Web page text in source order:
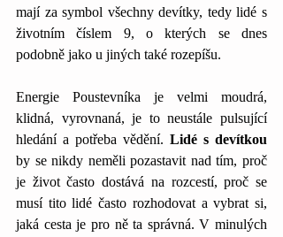
mají za symbol všechny devítky, tedy lidé s
životním číslem 9, o kterých se dnes
podobně jako u jiných také rozepíšu.
Energie Poustevníka je velmi moudrá,
klidná, vyrovnaná, je to neustále pulsující
hledání a potřeba vědění.
by se nikdy neměli pozastavit nad tím, proč
je život často dostává na rozcestí, proč se
musí tito lidé často rozhodovat a vybrat si,
jaká cesta je pro ně ta správná. V minulých